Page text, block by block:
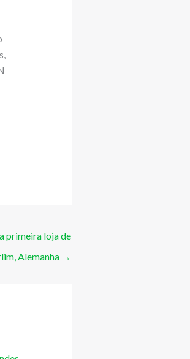
primeira loja de
Alemanha →